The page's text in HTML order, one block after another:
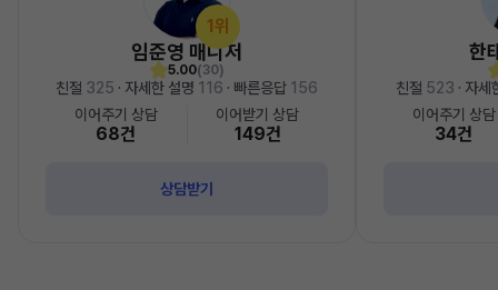
1위
임준영 매니저
5.00(30)
친절 325 · 자세한 설명 116 · 빠른응답 156
이어주기 상담
68건
이어받기 상담
149건
상담받기
한
친절 523 · 자
이어주기 상담
34건